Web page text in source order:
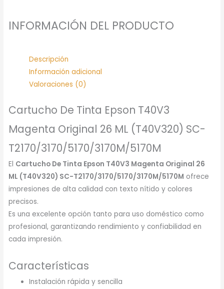
INFORMACIÓN DEL PRODUCTO
Descripción
Información adicional
Valoraciones (0)
Cartucho De Tinta Epson T40V3
Magenta Original 26 ML (T40V320) SC-
T2170/3170/5170/3170M/5170M
El Cartucho De Tinta Epson T40V3 Magenta Original 26
ML (T40V320) SC-T2170/3170/5170/3170M/5170M ofrece
impresiones de alta calidad con texto nítido y colores
precisos.
Es una excelente opción tanto para uso doméstico como
profesional, garantizando rendimiento y confiabilidad en
cada impresión.
Características
Instalación rápida y sencilla